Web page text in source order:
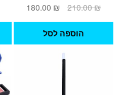
210.00₪
המחיר
המקורי
היה:
210.00 ₪.
180.00 ₪
הנוכחי
180.00 ₪.
הוספה לסל